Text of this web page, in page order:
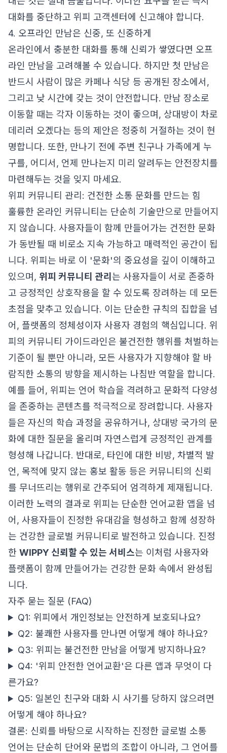
대화를 중단하고 위피 고객센터에 신고해야 합니다.
4. 오프라인 만남은 신중, 또 신중하게
온라인에서 충분한 대화를 통해 신뢰가 쌓였다면 오프
라인 만남을 고려해볼 수 있습니다. 하지만 첫 만남은
반드시 사람이 많은 카페나 식당 등 공개된 장소에서,
그리고 낮 시간에 갖는 것이 안전합니다. 만남 장소로
이동할 때는 각자 이동하는 것이 좋으며, 상대방이 차로
데리러 오겠다는 등의 제안은 정중히 거절하는 것이 현
명합니다. 또한, 만나기 전에 주변 친구나 가족에게 누
구를, 어디서, 언제 만나는지 미리 알려두는 안전장치를
마련해두는 것을 잊지 마세요.
위피 커뮤니티 관리: 건전한 소통 문화를 만드는 힘
훌륭한 온라인 커뮤니티는 단순히 기술만으로 만들어지
지 않습니다. 사용자들이 함께 만들어가는 건전한 문화
가 동반될 때 비로소 지속 가능하고 매력적인 공간이 됩
니다. 위피는 바로 이 '문화'의 중요성을 깊이 이해하고
있으며, 위피 커뮤니티 관리 는 사용자들이 서로 존중하
고 긍정적인 상호작용을 할 수 있도록 장려하는 데 모든
초점을 맞추고 있습니다. 이는 단순한 규칙의 집합을 넘
어, 플랫폼의 정체성이자 사용자 경험의 핵심입니다. 위
피의 커뮤니티 가이드라인은 불건전한 행위를 처벌하는
기준이 될 뿐만 아니라, 모든 사용자가 지향해야 할 바
람직한 소통의 방향을 제시하는 나침반 역할을 합니다.
예를 들어, 위피는 언어 학습을 격려하고 문화적 다양성
을 존중하는 콘텐츠를 적극적으로 장려합니다. 사용자
들은 자신의 학습 과정을 공유하거나, 상대방 국가의 문
화에 대한 질문을 올리며 자연스럽게 긍정적인 관계를
형성해 나갑니다. 반대로, 타인에 대한 비방, 차별적 발
언, 목적에 맞지 않는 홍보 활동 등은 커뮤니티의 신뢰
를 무너뜨리는 행위로 간주되어 엄격하게 제재됩니다.
이러한 노력의 결과로 위피는 단순한 언어교환 앱을 넘
어, 사용자들이 진정한 유대감을 형성하고 함께 성장하
는 건강한 글로벌 커뮤니티로 발전하고 있습니다. 진정
한 WIPPY 신뢰할 수 있는 서비스는 이처럼 사용자와
플랫폼이 함께 만들어가는 건강한 문화 속에서 완성됩
니다.
자주 묻는 질문 (FAQ)
Q1: 위피에서 개인정보는 안전하게 보호되나요?
Q2: 불쾌한 사용자를 만나면 어떻게 해야 하나요?
Q3: 위피는 불건전한 만남을 어떻게 방지하나요?
Q4: '위피 안전한 언어교환'은 다른 앱과 무엇이 다
른가요?
Q5: 일본인 친구와 대화 시 사기를 당하지 않으려면
어떻게 해야 하나요?
결론: 신뢰를 바탕으로 시작하는 진정한 글로벌 소통
언어는 단순히 단어와 문법의 조합이 아니라, 그 언어를